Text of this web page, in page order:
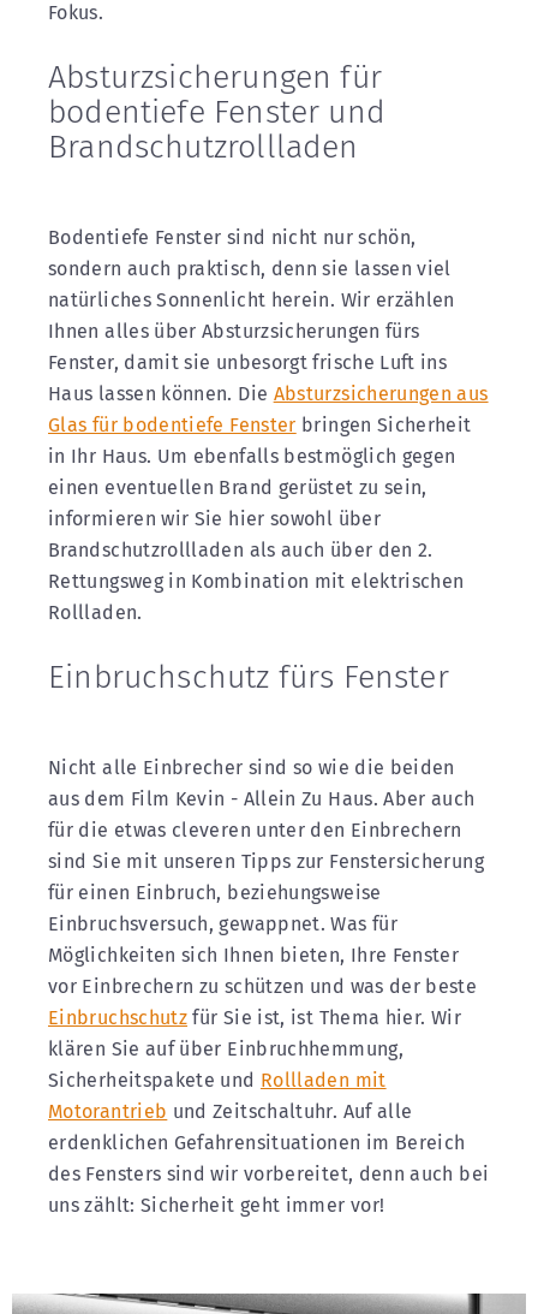
Fokus.
Absturzsicherungen für
bodentiefe Fenster und
Brandschutzrollladen
Bodentiefe Fenster sind nicht nur schön,
sondern auch praktisch, denn sie lassen viel
natürliches Sonnenlicht herein. Wir erzählen
Ihnen alles über Absturzsicherungen fürs
Fenster, damit sie unbesorgt frische Luft ins
Haus lassen können. Die Absturzsicherungen aus
Glas für bodentiefe Fenster bringen Sicherheit
in Ihr Haus. Um ebenfalls bestmöglich gegen
einen eventuellen Brand gerüstet zu sein,
informieren wir Sie hier sowohl über
Brandschutzrollladen als auch über den 2.
Rettungsweg in Kombination mit elektrischen
Rollladen.
Einbruchschutz fürs Fenster
Nicht alle Einbrecher sind so wie die beiden
aus dem Film Kevin - Allein Zu Haus. Aber auch
für die etwas cleveren unter den Einbrechern
sind Sie mit unseren Tipps zur Fenstersicherung
für einen Einbruch, beziehungsweise
Einbruchsversuch, gewappnet. Was für
Möglichkeiten sich Ihnen bieten, Ihre Fenster
vor Einbrechern zu schützen und was der beste
Einbruchschutz für Sie ist, ist Thema hier. Wir
klären Sie auf über Einbruchhemmung,
Sicherheitspakete und Rollladen mit
Motorantrieb und Zeitschaltuhr. Auf alle
erdenklichen Gefahrensituationen im Bereich
des Fensters sind wir vorbereitet, denn auch bei
uns zählt: Sicherheit geht immer vor!